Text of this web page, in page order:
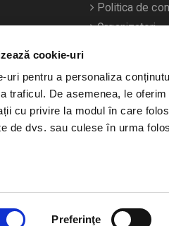
cookie-uri
uri pentru a personaliza
traficul. De asemenea, le
cu privire la modul în care
de dvs. sau culese în urma
Preferinţe
Politica de
Organizatori